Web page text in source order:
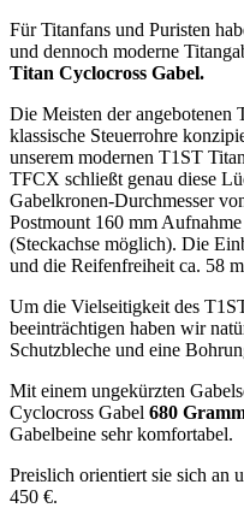
Für Titanfans und Puristen
und dennoch moderne
Titan Cyclocross Gabel.
Die Meisten der angebotenen
klassische Steuerrohre
unserem modernen T1ST
TFCX schließt genau diese
Gabelkronen-Durchmesser
Postmount 160 mm
(Steckachse möglich). Die
und die Reifenfreiheit ca. 58
Um die Vielseitigkeit des
beeinträchtigen haben wir
Schutzbleche und eine
Mit einem ungekürzten
Cyclocross Gabel 680
Gabelbeine sehr komfortabel.
Preislich orientiert sie sich an
450 €.